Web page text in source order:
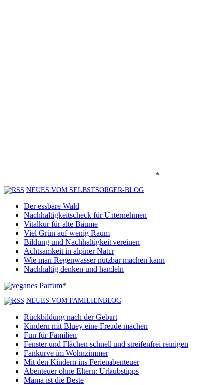
*
NEUES VOM SELBSTSORGER-BLOG
Der essbare Wald
Nachhaltigkeitscheck für Unternehmen
Vitalkur für alte Bäume
Viel Grün auf wenig Raum
Bildung und Nachhaltigkeit vereinen
Achtsamkeit in alpiner Natur
Wie man Regenwasser nutzbar machen kann
Nachhaltig denken und handeln
*
NEUES VOM FAMILIENBLOG
Rückbildung nach der Geburt
Kindern mit Bluey eine Freude machen
Fun für Familien
Fenster und Flächen schnell und streifenfrei reinigen
Fankurve im Wohnzimmer
Mit den Kindern ins Ferienabenteuer
Abenteuer ohne Eltern: Urlaubstipps
Mama ist die Beste